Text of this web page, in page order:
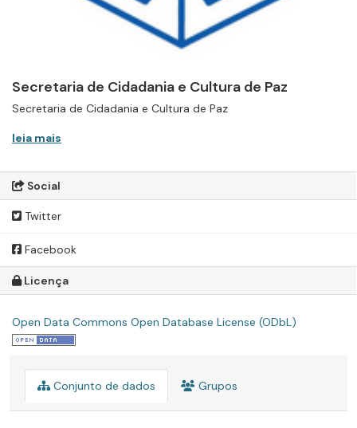
Secretaria de Cidadania e Cultura de Paz
Secretaria de Cidadania e Cultura de Paz
leia mais
Social
Twitter
Facebook
Licença
Open Data Commons Open Database License (ODbL)
Conjunto de dados Grupos